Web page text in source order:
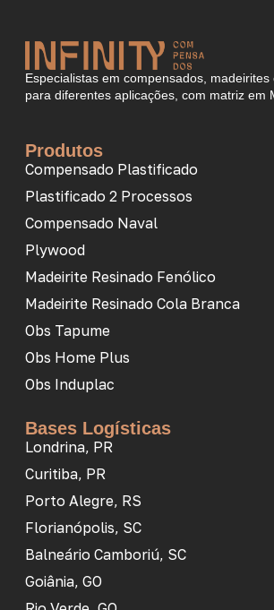
Especialistas em compensados, madeirites
para diferentes aplicações, com matriz em
Produtos
Compensado Plastificado
Plastificado 2 Processos
Compensado Naval
Plywood
Madeirite Resinado Fenólico
Madeirite Resinado Cola Branca
Obs Tapume
Obs Home Plus
Obs Induplac
Bases Logísticas
Londrina, PR
Curitiba, PR
Porto Alegre, RS
Florianópolis, SC
Balneário Camboriú, SC
Goiânia, GO